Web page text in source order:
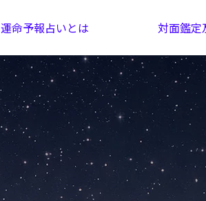
運命予報占いとは 対面鑑定
最恐の相性占い